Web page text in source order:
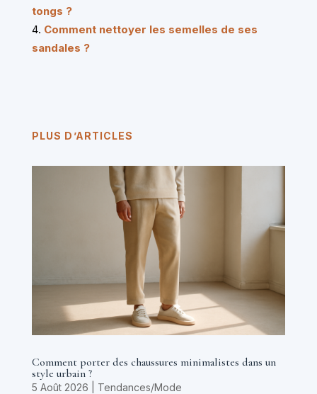
tongs ?
Comment nettoyer les semelles de ses
sandales ?
PLUS D’ARTICLES
Comment porter des chaussures minimalistes dans un
style urbain ?
5 Août 2026 Tendances/Mode